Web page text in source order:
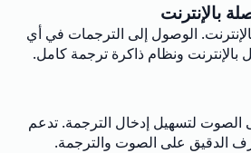
بالإنترنت
الوصول إلى الترجمات في أي
ونظام ذاكرة ترجمة كامل.
لتسهيل إدخال الترجمة. تدعم
الدقيق على الصوت والترجمة.